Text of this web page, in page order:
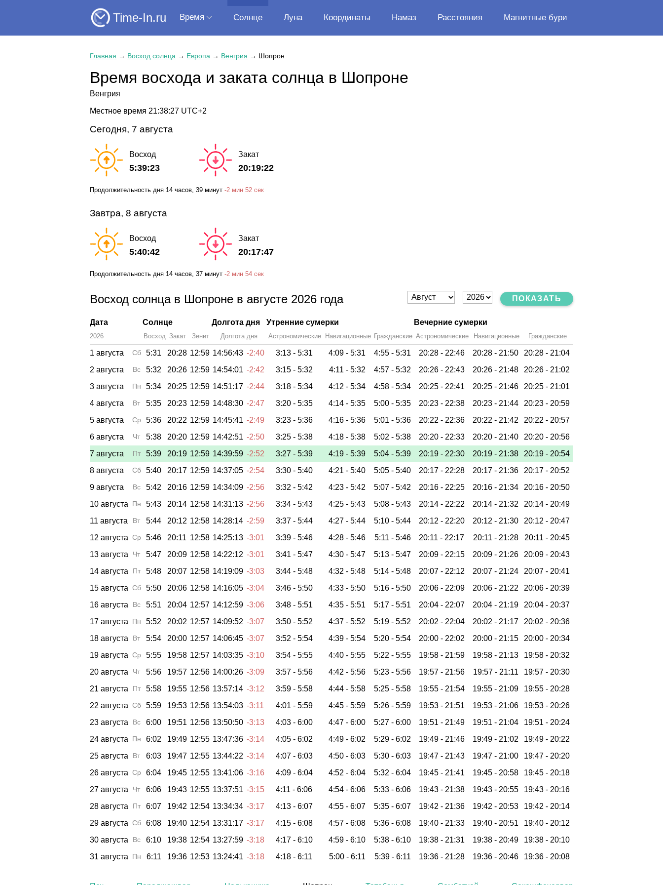
Time-In.ru Время Солнце Луна Координаты Намаз Расстояния Магнитные бури
Главная → Восход солнца → Европа → Венгрия → Шопрон
Время восхода и заката солнца в Шопроне
Венгрия
Местное время 21:38:28 UTC+2
Сегодня, 7 августа
Восход
5:39:23
Закат
20:19:22
Продолжительность дня 14 часов , 39 минут -2 мин 52 сек
Завтра, 8 августа
Восход
5:40:42
Закат
20:17:47
Продолжительность дня 14 часов, 37 минут -2 мин 54 сек
Восход солнца в Шопроне в августе 2026 года ПОКАЗАТЬ
Дата Солнце Долгота дня Утренние сумерки Вечерние сумерки
2026 Восход Закат Зенит Долгота дня Астрономические Навигационные Гражданские Астрономические Навигационные Гражданские
1 августа Сб 5:31 20:28 12:59 14:56:43 -2:40 3:13 - 5:31 4:09 - 5:31 4:55 - 5:31 20:28 - 22:46 20:28 - 21:50 20:28 - 21:04
2 августа
Вс 5:32 20:26 12:59 14:54:01 -2:42 3:15 - 5:32 4:11 - 5:32 4:57 - 5:32 20:26 - 22:43 20:26 - 21:48 20:26 - 21:02
3 августа
Пн 5:34 20:25 12:59 14:51:17 -2:44 3:18 - 5:34 4:12 - 5:34 4:58 - 5:34 20:25 - 22:41 20:25 - 21:46 20:25 - 21:01
4 августа
Вт 5:35 20:23 12:59 14:48:30 -2:47 3:20 - 5:35 4:14 - 5:35 5:00 - 5:35 20:23 - 22:38 20:23 - 21:44 20:23 - 20:59
5 августа
Ср 5:36 20:22 12:59 14:45:41 -2:49 3:23 - 5:36 4:16 - 5:36 5:01 - 5:36 20:22 - 22:36 20:22 - 21:42 20:22 - 20:57
6 августа
Чт 5:38 20:20 12:59 14:42:51 -2:50 3:25 - 5:38 4:18 - 5:38 5:02 - 5:38 20:20 - 22:33 20:20 - 21:40 20:20 - 20:56
7 августа
Пт 5:39 20:19 12:59 14:39:59 -2:52 3:27 - 5:39 4:19 - 5:39 5:04 - 5:39 20:19 - 22:30 20:19 - 21:38 20:19 - 20:54
8 августа
Сб 5:40 20:17 12:59 14:37:05 -2:54 3:30 - 5:40 4:21 - 5:40 5:05 - 5:40 20:17 - 22:28 20:17 - 21:36 20:17 - 20:52
9 августа
Вс 5:42 20:16 12:59 14:34:09 -2:56 3:32 - 5:42 4:23 - 5:42 5:07 - 5:42 20:16 - 22:25 20:16 - 21:34 20:16 - 20:50
10 августа
Пн 5:43 20:14 12:58 14:31:13 -2:56 3:34 - 5:43 4:25 - 5:43 5:08 - 5:43 20:14 - 22:22 20:14 - 21:32 20:14 - 20:49
11 августа
Вт 5:44 20:12 12:58 14:28:14 -2:59 3:37 - 5:44 4:27 - 5:44 5:10 - 5:44 20:12 - 22:20 20:12 - 21:30 20:12 - 20:47
12 августа Ср 5:46 20:11 12:58 14:25:13 -3:01 3:39 - 5:46 4:28 - 5:46 5:11 - 5:46 20:11 - 22:17 20:11 - 21:28 20:11 - 20:45
13 августа
Чт 5:47 20:09 12:58 14:22:12 -3:01 3:41 - 5:47 4:30 - 5:47 5:13 - 5:47 20:09 - 22:15 20:09 - 21:26 20:09 - 20:43
14 августа
Пт 5:48 20:07 12:58 14:19:09 -3:03 3:44 - 5:48 4:32 - 5:48 5:14 - 5:48 20:07 - 22:12 20:07 - 21:24 20:07 - 20:41
15 августа Сб 5:50 20:06 12:58 14:16:05 -3:04 3:46 - 5:50 4:33 - 5:50 5:16 - 5:50 20:06 - 22:09 20:06 - 21:22 20:06 - 20:39
16 августа
Вс 5:51 20:04 12:57 14:12:59 -3:06 3:48 - 5:51 4:35 - 5:51 5:17 - 5:51 20:04 - 22:07 20:04 - 21:19 20:04 - 20:37
17 августа
Пн 5:52 20:02 12:57 14:09:52 -3:07 3:50 - 5:52 4:37 - 5:52 5:19 - 5:52 20:02 - 22:04 20:02 - 21:17 20:02 - 20:36
18 августа
Вт 5:54 20:00 12:57 14:06:45 -3:07 3:52 - 5:54 4:39 - 5:54 5:20 - 5:54 20:00 - 22:02 20:00 - 21:15 20:00 - 20:34
19 августа Ср 5:55 19:58 12:57 14:03:35 -3:10 3:54 - 5:55 4:40 - 5:55 5:22 - 5:55 19:58 - 21:59 19:58 - 21:13 19:58 - 20:32
20 августа
Чт 5:56 19:57 12:56 14:00:26 -3:09 3:57 - 5:56 4:42 - 5:56 5:23 - 5:56 19:57 - 21:56 19:57 - 21:11 19:57 - 20:30
21 августа
Пт 5:58 19:55 12:56 13:57:14 -3:12 3:59 - 5:58 4:44 - 5:58 5:25 - 5:58 19:55 - 21:54 19:55 - 21:09 19:55 - 20:28
22 августа Сб 5:59 19:53 12:56 13:54:03 -3:11 4:01 - 5:59 4:45 - 5:59 5:26 - 5:59 19:53 - 21:51 19:53 - 21:06 19:53 - 20:26
23 августа
Вс 6:00 19:51 12:56 13:50:50 -3:13 4:03 - 6:00 4:47 - 6:00 5:27 - 6:00 19:51 - 21:49 19:51 - 21:04 19:51 - 20:24
24 августа
Пн 6:02 19:49 12:55 13:47:36 -3:14 4:05 - 6:02 4:49 - 6:02 5:29 - 6:02 19:49 - 21:46 19:49 - 21:02 19:49 - 20:22
25 августа
Вт 6:03 19:47 12:55 13:44:22 -3:14 4:07 - 6:03 4:50 - 6:03 5:30 - 6:03 19:47 - 21:43 19:47 - 21:00 19:47 - 20:20
26 августа Ср 6:04 19:45 12:55 13:41:06 -3:16 4:09 - 6:04 4:52 - 6:04 5:32 - 6:04 19:45 - 21:41 19:45 - 20:58 19:45 - 20:18
27 августа
Чт 6:06 19:43 12:55 13:37:51 -3:15 4:11 - 6:06 4:54 - 6:06 5:33 - 6:06 19:43 - 21:38 19:43 - 20:55 19:43 - 20:16
28 августа
Пт 6:07 19:42 12:54 13:34:34 -3:17 4:13 - 6:07 4:55 - 6:07 5:35 - 6:07 19:42 - 21:36 19:42 - 20:53 19:42 - 20:14
29 августа Сб 6:08 19:40 12:54 13:31:17 -3:17 4:15 - 6:08 4:57 - 6:08 5:36 - 6:08 19:40 - 21:33 19:40 - 20:51 19:40 - 20:12
30 августа
Вс 6:10 19:38 12:54 13:27:59 -3:18 4:17 - 6:10 4:59 - 6:10 5:38 - 6:10 19:38 - 21:31 19:38 - 20:49 19:38 - 20:10
31 августа
Пн 6:11 19:36 12:53 13:24:41 -3:18 4:18 - 6:11 5:00 - 6:11 5:39 - 6:11 19:36 - 21:28 19:36 - 20:46 19:36 - 20:08